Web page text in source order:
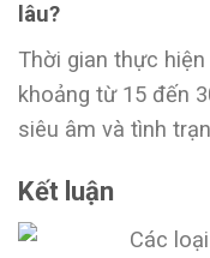
lâu?
Thời gian thực
khoảng từ 15 đến
siêu âm và tình
Kết luận